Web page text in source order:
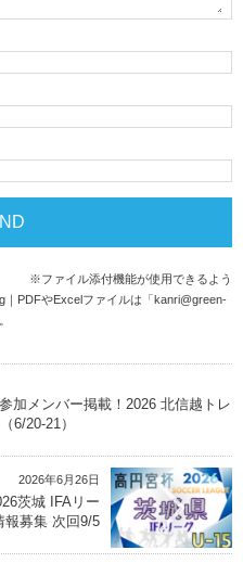
※ファイル添付機能が使用できるよう
PDFやExcelファイルは「 kanri@green-
加メンバー掲載！2026 北信越トレ
6/20-21）
2026年6月26日
茨城 IFAリー
報募集 次回9/5